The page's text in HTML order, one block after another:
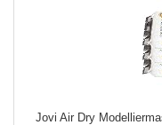
Jovi Air Dry